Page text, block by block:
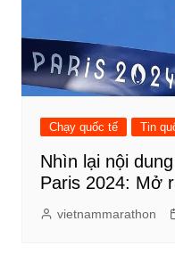
Chạy quốc tế Tin
Nhìn lại nội
Paris 2024: Mở
vietnammarathon